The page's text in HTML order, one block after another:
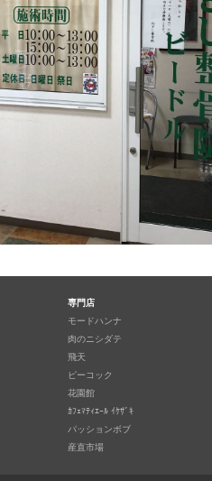
専門店
モードハンナ
肉のニシダテ
飛天
ピーコック
花園館
ｶﾌｪﾏﾃｨｴｰﾙ ｲｹｻﾞｷ
パッションボブ
産直市場